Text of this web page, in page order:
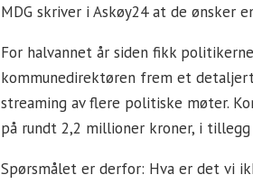
MDG skriver i Askøy24 at de ønsker
For halvannet år siden fikk
kommunedirektøren frem et
streaming av flere politiske møter.
på rundt 2,2 millioner kroner, i
Spørsmålet er derfor: Hva er det vi